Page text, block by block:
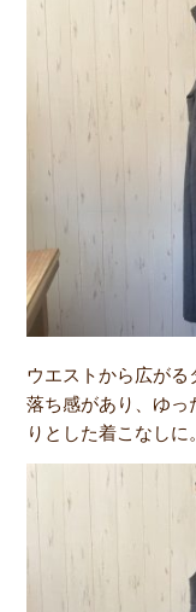
ウエストから広が
落ち感があり、ゆっ
りとした着こなしに。